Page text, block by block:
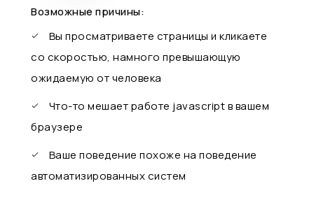
Возможные причины:
Вы просматриваете страницы и кликаете
со скоростью, намного превышающую
ожидаемую от человека
Что-то мешает работе javascript в вашем
браузере
Ваше поведение похоже на поведение
автоматизированных систем